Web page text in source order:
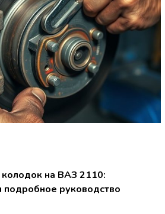
на ВАЗ 2110:
подробное руководство